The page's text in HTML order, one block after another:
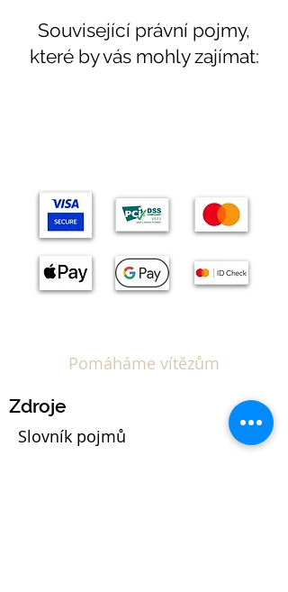
Související právní pojmy,
které by vás mohly zajímat:
Pomáháme vítězům
Zdroje
Slovník pojmů